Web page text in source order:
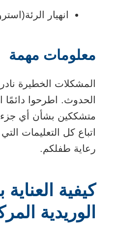
انهيار الرئة
معلومات مهمة
المشكلات الخطيرة
الحدوث. اطرحوا دائمًا
متشككين بشأن أي جزء
اتباع كل التعليمات
رعاية طفلكم.
كيفية
الوريدية